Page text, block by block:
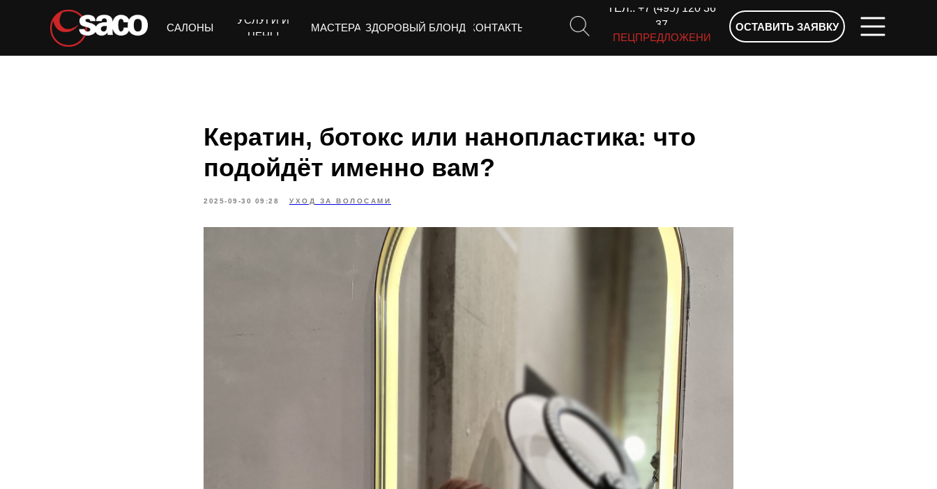
ОСТАВИТЬ ЗАЯВКУ
КОНТАКТЫ
СПЕЦПРЕДЛОЖЕНИЯ
ЗДОРОВЫЙ БЛОНД
ТЕЛ.: +7 (495) 120 36
37
УСЛУГИ И
ЦЕНЫ
МАСТЕРА
САЛОНЫ
Получить подбор ухода
Кератин, ботокс или нанопластика: что
подойдёт именно вам?
2025-09-30 09:28 УХОД ЗА ВОЛОСАМИ